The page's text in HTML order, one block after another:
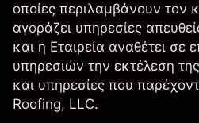
οποίες περιλαμβάνουν τον
αγοράζει υπηρεσίες
και η Εταιρεία αναθέτει σε
υπηρεσιών την εκτέλεση
και υπηρεσίες που
Roofing, LLC.